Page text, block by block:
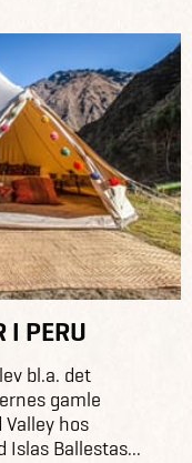
I PERU
bl.a. det
gamle
hos
Ballestas...